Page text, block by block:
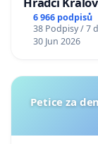
6 966 podpisů
38 Podpisy / 7
30 Jun 2026
Petice za